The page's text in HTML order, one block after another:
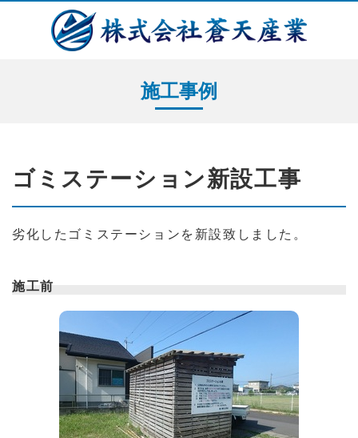
施工事例
ゴミステーション新設工事
劣化したゴミステーションを新設致しました。
施工前